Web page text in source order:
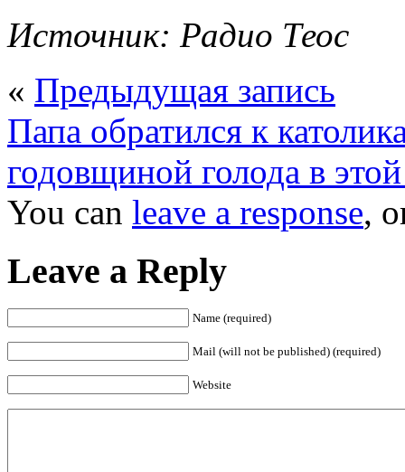
Источник: Радио Теос
« Предыдущая запись
Папа обратился к
годовщиной голода в
You can leave a response,
Leave a Reply
Name (required)
Mail (will not be published) (required)
Website